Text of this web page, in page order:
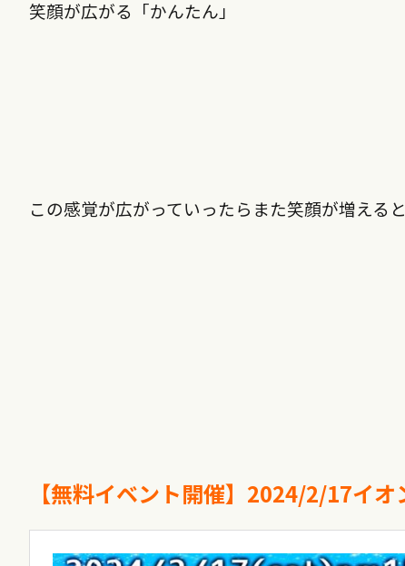
笑顔が広がる「かんたん」
この感覚が広がっていったらまた笑顔が増える
【無料イベント開催】2024/2/17イ